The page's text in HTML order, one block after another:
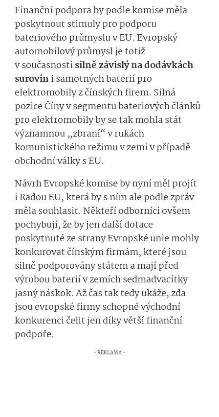
Finanční podpora by podle komise měla
poskytnout stimuly pro podporu
bateriového průmyslu v EU. Evropský
automobilový průmysl je totiž
v současnostisilně závislý na dodávkách
surovini samotných baterií pro
elektromobily z čínských firem. Silná
pozice Číny v segmentu bateriových článků
pro elektromobily by se tak mohla stát
významnou „zbraní“ v rukách
komunistického režimu v zemi v případě
obchodní války s EU.
Návrh Evropské komise by nyní měl projít
i Radou EU, která by s ním ale podle zpráv
měla souhlasit. Někteří odborníci ovšem
pochybují, že by jen další dotace
poskytnuté ze strany Evropské unie mohly
konkurovat čínským firmám, které jsou
silně podporovány státem a mají před
výrobou baterií v zemích sedmadvacítky
jasný náskok. Až čas tak tedy ukáže, zda
jsou evropské firmy schopné východní
konkurenci čelit jen díky větší finanční
podpoře.